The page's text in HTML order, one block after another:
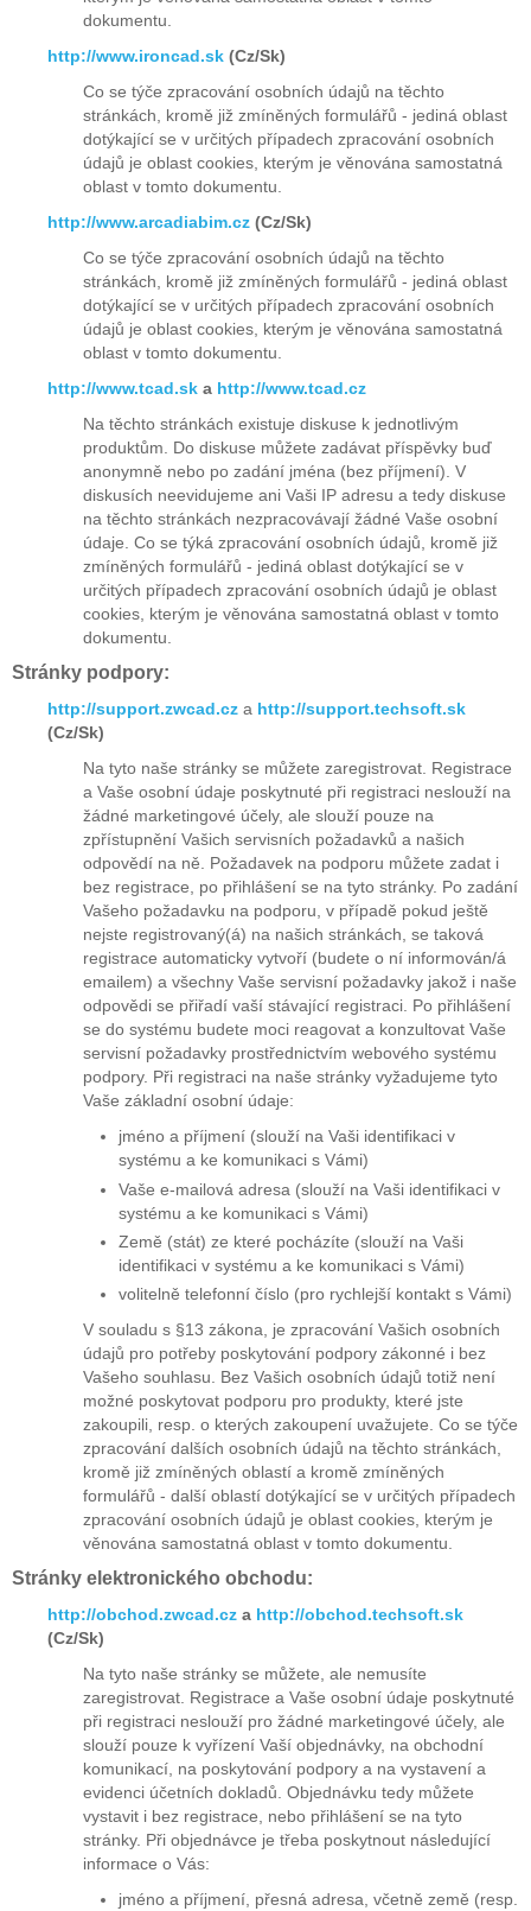
dokumentu.
http://www.ironcad.sk (Cz/Sk)
Co se týče zpracování osobních údajů na těchto
stránkách, kromě již zmíněných formulářů - jediná oblast
dotýkající se v určitých případech zpracování osobních
údajů je oblast cookies, kterým je věnována samostatná
oblast v tomto dokumentu.
http://www.arcadiabim.cz (Cz/Sk)
Co se týče zpracování osobních údajů na těchto
stránkách, kromě již zmíněných formulářů - jediná oblast
dotýkající se v určitých případech zpracování osobních
údajů je oblast cookies, kterým je věnována samostatná
oblast v tomto dokumentu.
http://www.tcad.sk a http://www.tcad.cz
Na těchto stránkách existuje diskuse k jednotlivým
produktům. Do diskuse můžete zadávat příspěvky buď
anonymně nebo po zadání jména (bez příjmení). V
diskusích neevidujeme ani Vaši IP adresu a tedy diskuse
na těchto stránkách nezpracovávají žádné Vaše osobní
údaje. Co se týká zpracování osobních údajů, kromě již
zmíněných formulářů - jediná oblast dotýkající se v
určitých případech zpracování osobních údajů je oblast
cookies, kterým je věnována samostatná oblast v tomto
dokumentu.
Stránky podpory:
http://support.zwcad.cz a http://support.techsoft.sk
(Cz/Sk)
Na tyto naše stránky se můžete zaregistrovat. Registrace
a Vaše osobní údaje poskytnuté při registraci neslouží na
žádné marketingové účely, ale slouží pouze na
zpřístupnění Vašich servisních požadavků a našich
odpovědí na ně. Požadavek na podporu můžete zadat i
bez registrace, po přihlášení se na tyto stránky. Po zadání
Vašeho požadavku na podporu, v případě pokud ještě
nejste registrovaný(á) na našich stránkách, se taková
registrace automaticky vytvoří (budete o ní informován/á
emailem) a všechny Vaše servisní požadavky jakož i naše
odpovědi se přiřadí vaší stávající registraci. Po přihlášení
se do systému budete moci reagovat a konzultovat Vaše
servisní požadavky prostřednictvím webového systému
podpory. Při registraci na naše stránky vyžadujeme tyto
Vaše základní osobní údaje:
jméno a příjmení (slouží na Vaši identifikaci v
systému a ke komunikaci s Vámi)
Vaše e-mailová adresa (slouží na Vaši identifikaci v
systému a ke komunikaci s Vámi)
Země (stát) ze které pocházíte (slouží na Vaši
identifikaci v systému a ke komunikaci s Vámi)
volitelně telefonní číslo (pro rychlejší kontakt s Vámi)
V souladu s §13 zákona, je zpracování Vašich osobních
údajů pro potřeby poskytování podpory zákonné i bez
Vašeho souhlasu. Bez Vašich osobních údajů totiž není
možné poskytovat podporu pro produkty, které jste
zakoupili, resp. o kterých zakoupení uvažujete. Co se týče
zpracování dalších osobních údajů na těchto stránkách,
kromě již zmíněných oblastí a kromě zmíněných
formulářů - další oblastí dotýkající se v určitých případech
zpracování osobních údajů je oblast cookies, kterým je
věnována samostatná oblast v tomto dokumentu.
Stránky elektronického obchodu:
http://obchod.zwcad.cz a http://obchod.techsoft.sk
(Cz/Sk)
Na tyto naše stránky se můžete, ale nemusíte
zaregistrovat. Registrace a Vaše osobní údaje poskytnuté
při registraci neslouží pro žádné marketingové účely, ale
slouží pouze k vyřízení Vaší objednávky, na obchodní
komunikací, na poskytování podpory a na vystavení a
evidenci účetních dokladů. Objednávku tedy můžete
vystavit i bez registrace, nebo přihlášení se na tyto
stránky. Při objednávce je třeba poskytnout následující
informace o Vás:
jméno a příjmení, přesná adresa, včetně země (resp.